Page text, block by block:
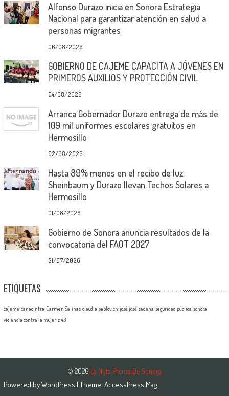
Alfonso Durazo inicia en Sonora Estrategia
Nacional para garantizar atención en salud a
personas migrantes
06/08/2026
GOBIERNO DE CAJEME CAPACITA A JÓVENES EN
PRIMEROS AUXILIOS Y PROTECCIÓN CIVIL
04/08/2026
Arranca Gobernador Durazo entrega de más de
109 mil uniformes escolares gratuitos en
Hermosillo
02/08/2026
Hasta 89% menos en el recibo de luz:
Sheinbaum y Durazo llevan Techos Solares a
Hermosillo
01/08/2026
Gobierno de Sonora anuncia resultados de la
convocatoria del FAOT 2027
31/07/2026
ETIQUETAS
cajeme canacintra Carmen Salinas claudia pablovich josé josé sedena seguridad pública sonora
violencia contra la mujer z 43
© 2026 La Nota Prensa De Sonora
Powered byWordPress | Theme: AccessPress Mag